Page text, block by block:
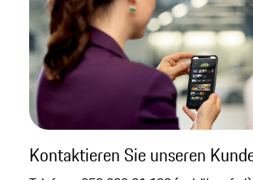
Kontaktieren Sie unseren